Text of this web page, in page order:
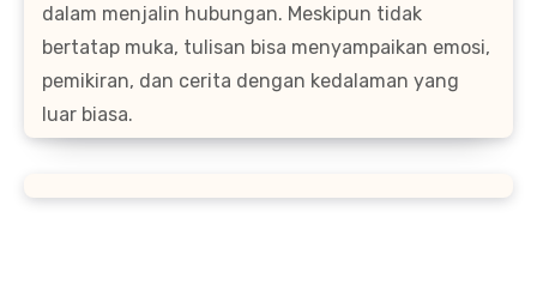
dalam menjalin hubungan. Meskipun tidak
bertatap muka, tulisan bisa menyampaikan emosi,
pemikiran, dan cerita dengan kedalaman yang
luar biasa.